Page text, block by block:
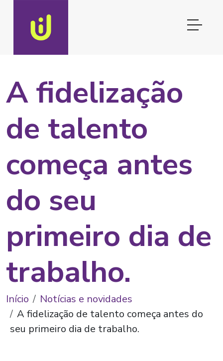
A fidelização
de talento
começa antes
do seu
primeiro dia de
trabalho.
Início
Notícias e novidades
A fidelização de talento começa antes do
seu primeiro dia de trabalho.